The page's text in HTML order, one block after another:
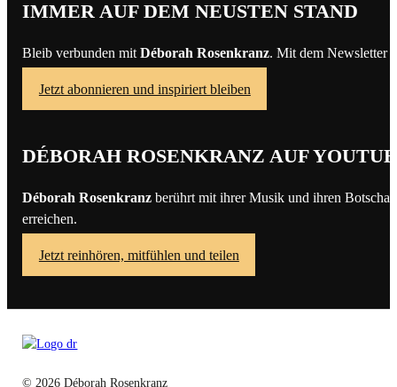
IMMER AUF DEM NEUSTEN STAND
Bleib verbunden mitDéborah Rosenkranz. Mit dem Newsletter
Jetzt abonnieren und inspiriert bleiben
DÉBORAH ROSENKRANZ AUF
Déborah Rosenkranz berührt mit ihrer Musik und ihren
erreichen.
Jetzt reinhören, mitfühlen und teilen
© 2026 Déborah Rosenkranz